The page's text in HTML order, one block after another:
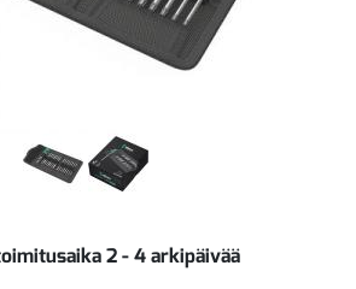
2 - 4 arkipäivää